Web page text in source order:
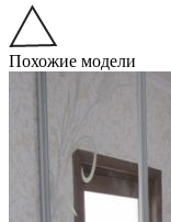
Похожие модели